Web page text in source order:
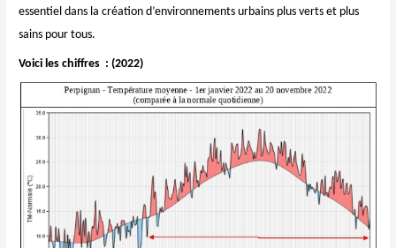
essentiel dans la création d’environnements urbains plus verts et plus
sains pour tous.
Voici les chiffres : (2022)